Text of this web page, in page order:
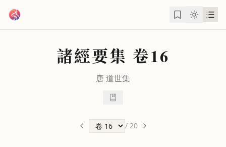
諸經要集 卷16
唐道世集
/ 20